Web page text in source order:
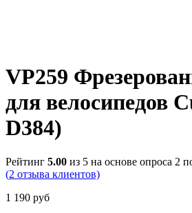
VP259
для велосипедов
D384)
Рейтинг 5.00 из 5 на основе опроса 2
(2 отзыва клиентов)
1 190 руб